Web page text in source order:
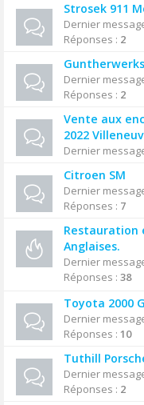
Strosek 911
Dernier
Réponses : 2
Guntherwerks
Dernier
Réponses : 2
Vente aux
2022
Dernier
Citroen SM
Dernier
Réponses : 7
Restauration
Anglaises.
Dernier
Réponses : 38
Toyota 2000
Dernier
Réponses : 10
Tuthill
Dernier
Réponses : 2